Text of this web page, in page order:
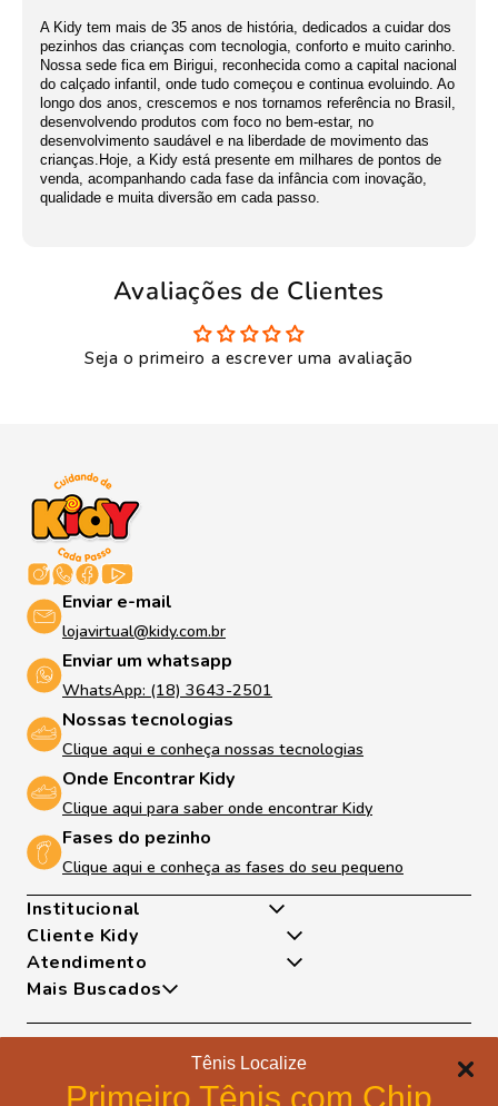
Tênis Localize
Primeiro Tênis com Chip
A Kidy tem mais de 35 anos de história, dedicados a cuidar dos
pezinhos das crianças com tecnologia, conforto e muito carinho.
Nossa sede fica em Birigui, reconhecida como a capital nacional
do calçado infantil, onde tudo começou e continua evoluindo. Ao
longo dos anos, crescemos e nos tornamos referência no Brasil,
desenvolvendo produtos com foco no bem-estar, no
desenvolvimento saudável e na liberdade de movimento das
crianças.Hoje, a Kidy está presente em milhares de pontos de
venda, acompanhando cada fase da infância com inovação,
qualidade e muita diversão em cada passo.
Avaliações de Clientes
Seja o primeiro a escrever uma avaliação
Enviar e-mail
lojavirtual@kidy.com.br
Enviar um whatsapp
WhatsApp: (18) 3643-2501
Nossas tecnologias
Clique aqui e conheça nossas tecnologias
Onde Encontrar Kidy
Clique aqui para saber onde encontrar Kidy
Fases do pezinho
Clique aqui e conheça as fases do seu pequeno
Institucional
Quem somos
Nossas Tecnologias
Fases Dos Pezinhos
Dúvidas Frequentes
Trocas e Devoluções
Portal de Privacidade
Cliente Kidy
Minha Conta
Atendimento
Exceto Feriados
WhatsApp: (18) 99817-5951
Telefone: (18) 3643-2596
E-mail: lojavirtual@kidy.com.br
Mais Buscados
Tênis
Formas de pagamento